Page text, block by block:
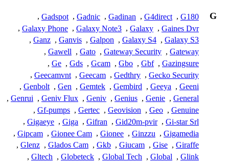
G
G180
,
G4direct
,
Gadinan
,
Gadnic
,
Gadspot
,
Gaines Dvr
,
Galaxy
,
Galaxy Note3
,
Galaxy Phone
,
Galaxy S3
,
Galaxy S4
,
Galpon
,
Ganvis
,
Ganz
,
Gateway
,
Gateway Security
,
Gato
,
Gawell
,
Gazingsure
,
Gbf
,
Gbo
,
Gcam
,
Gds
,
Ge
,
Gecko Security
,
Gedthry
,
Geecam
,
Geecamvnt
,
Geeni
,
Geeya
,
Gembird
,
Gemtek
,
Gen
,
Genbolt
,
General
,
Genie
,
Genius
,
Geniv
,
Geniv Flux
,
Genrui
,
Genuine
,
Geo
,
Geovision
,
Gertec
,
Gf-pumps
,
Gi-star Srl
,
Gid20m-pvir
,
Gifran
,
Giga
,
Gigaeye
,
Gigamedia
,
Ginzzu
,
Gionee
,
Gionee Cam
,
Gipcam
,
Giraffe
,
Gise
,
Giucam
,
Gkb
,
Glados Cam
,
Glenz
,
Glink
,
Global
,
Global Tech
,
Globeteck
,
Gltech
,